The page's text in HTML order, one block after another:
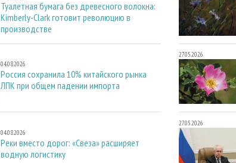
Туалетная бумага без древесного волокна:
Kimberly-Clark готовит революцию в
производстве
04.08.2026
Россия сохранила 10% китайского рынка
ЛПК при общем падении импорта
04.08.2026
Реки вместо дорог: «Свеза» расширяет
водную логистику
27.05.2026
27.05.2026